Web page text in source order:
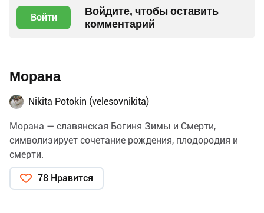
Войти
Войдите, чтобы оставить
комментарий
Морана
Nikita Potokin (velesovnikita)
Морана ― славянская Богиня Зимы и Смерти,
символизирует сочетание рождения, плодородия и
смерти.
78 Нравится